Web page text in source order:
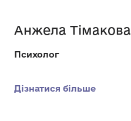
Анжела Тімакова
Психолог
Дізнатися більше